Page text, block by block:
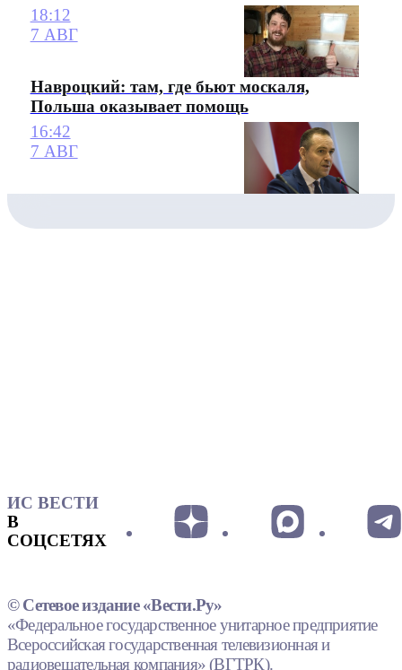
18:12
7 АВГ
Навроцкий: там, где бьют москаля,
Польша оказывает помощь
16:42
7 АВГ
ИС ВЕСТИ
В
СОЦСЕТЯХ
© Сетевое издание «Вести.Ру»
«Федеральное государственное унитарное предприятие
Всероссийская государственная телевизионная и
радиовещательная компания» (ВГТРК).